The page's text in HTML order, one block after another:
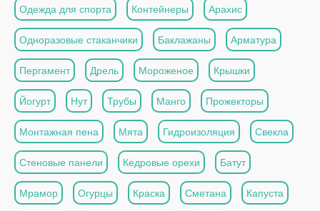
Одежда для спорта Контейнеры Арахис
Одноразовые стаканчики Баклажаны Арматура
Пергамент Дрель Мороженое Крышки
Йогурт Нут Трубы Манго Прожекторы
Монтажная пена Мята Гидроизоляция Свекла
Стеновые панели Кедровые орехи Батут
Мрамор Огурцы Краска Сметана Капуста